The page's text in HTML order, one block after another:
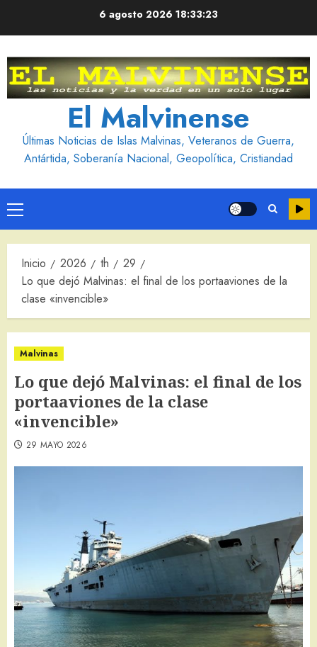
6 agosto 2026 18:33:24
El Malvinense
Últimas Noticias de Islas Malvinas, Veteranos de Guerra,
Antártida, Soberanía Nacional, Geopolítica, Cristiandad
Menú
principal
Inicio 2026 th
29
Lo que dejó Malvinas: el final de los portaaviones de la
clase «invencible»
Malvinas
Lo que dejó Malvinas: el final de los
portaaviones de la clase
«invencible»
29 MAYO 2026